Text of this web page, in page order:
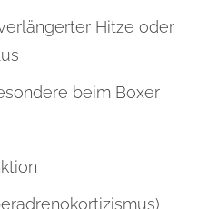
Hitze oder
beim Boxer